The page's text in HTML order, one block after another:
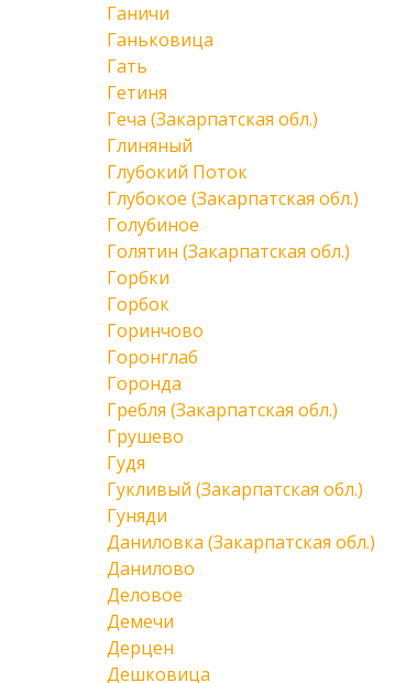
Ганичи
Ганьковица
Гать
Гетиня
Геча (Закарпатская обл.)
Глиняный
Глубокий Поток
Глубокое (Закарпатская обл.)
Голубиное
Голятин (Закарпатская обл.)
Горбки
Горбок
Горинчово
Горонглаб
Горонда
Гребля (Закарпатская обл.)
Грушево
Гудя
Гукливый (Закарпатская обл.)
Гуняди
Даниловка (Закарпатская обл.)
Данилово
Деловое
Демечи
Дерцен
Дешковица